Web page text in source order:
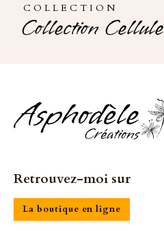
COLLECTION
Collection Cellule
Retrouvez-moi sur
La boutique en ligne